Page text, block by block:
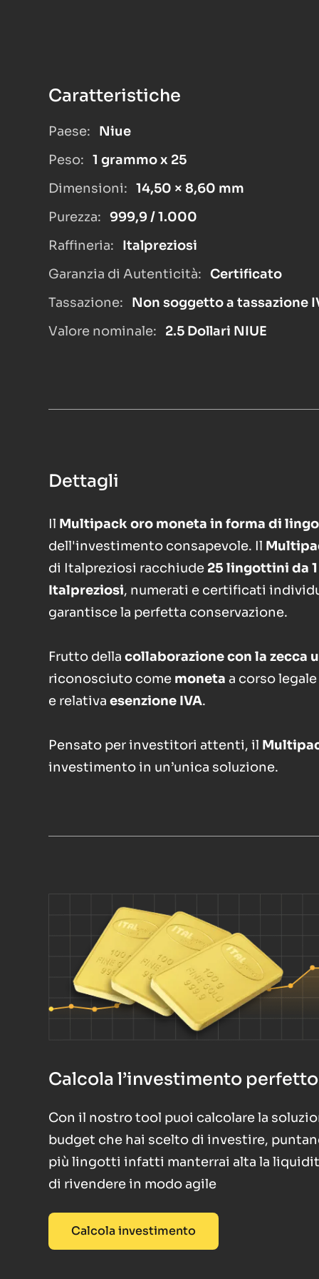
Caratteristiche
Paese:
Niue
Peso: 1 grammo x 25
Dimensioni: 14,50 × 8,60 mm
Purezza: 999,9 / 1.000
Raffineria:
Italpreziosi
Garanzia di Autenticità: Certificato
Tassazione:
Non soggetto a tassazione
Valore nominale:
2.5 Dollari NIUE
Dettagli
Il Multipack oro moneta in forma di
dell'investimento consapevole. Il
di Italpreziosi racchiude 25 lingottini da
Italpreziosi, numerati e certificati
garantisce la perfetta conservazione.
Frutto della collaborazione con la zecca
riconosciuto come moneta a corso
e relativa esenzione IVA.
Pensato per investitori attenti, il
investimento in un’unica soluzione.
Calcola l’investimento
Con il nostro tool puoi calcolare la
budget che hai scelto di investire,
più lingotti infatti manterrai alta la
di rivendere in modo agile
Calcola investimento